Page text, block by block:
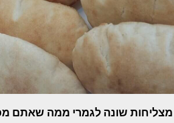
מצליחות שונה לגמרי ממה שאתם